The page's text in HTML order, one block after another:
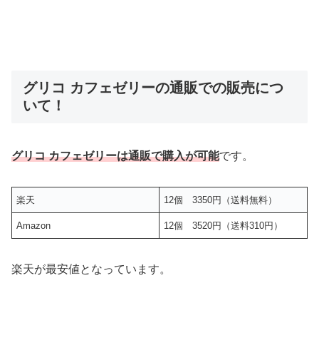
グリコ カフェゼリーの通販での販売につ
いて！
グリコ カフェゼリーは通販で購入が可能です。
楽天 12個 3350円（送料無料）
Amazon 12個 3520円（送料310円）
楽天が最安値となっています。